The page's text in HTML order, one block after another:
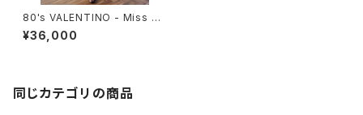
80's VALENTINO - Miss V |
plaid long wool coat
¥36,000
同じカテゴリの商品